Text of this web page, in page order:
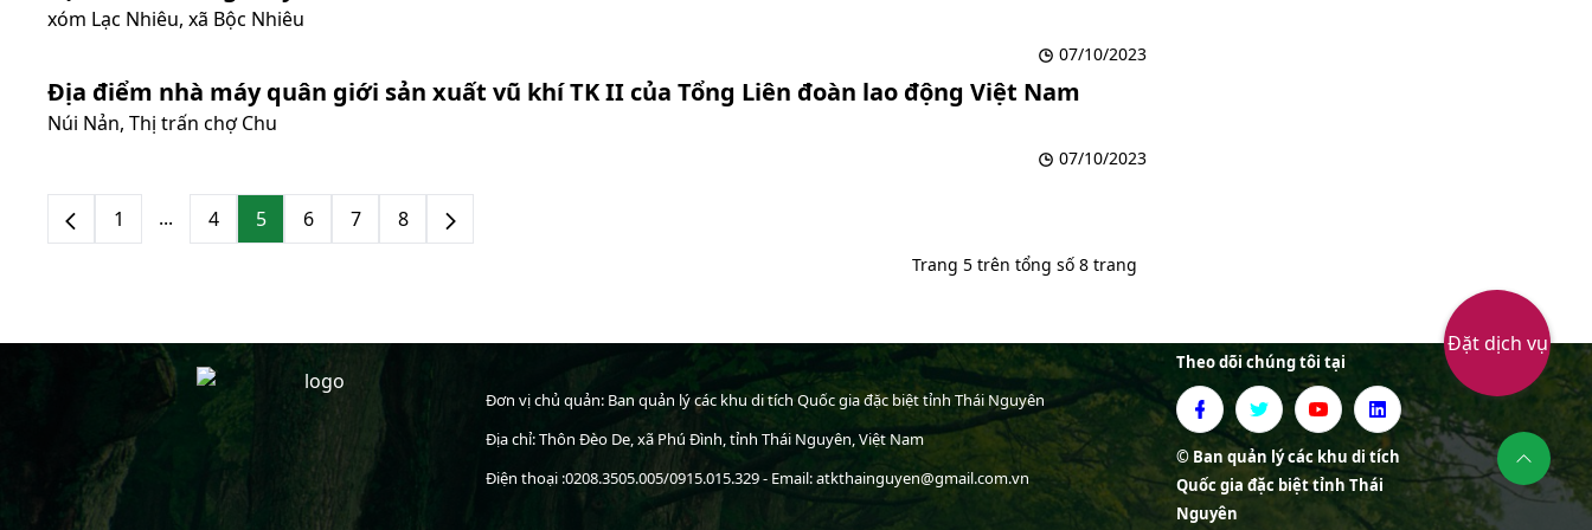
Đặt dịch vụ
xóm Lạc Nhiêu, xã Bộc Nhiêu
07/10/2023
Địa điểm nhà máy quân giới sản xuất vũ khí TK II của Tổng Liên đoàn lao động Việt Nam
Núi Nản, Thị trấn chợ Chu
07/10/2023
1 ... 4 5 6 7 8
Trang 5 trên tổng số 8 trang
Đơn vị chủ quản: Ban quản lý các khu di tích Quốc gia đặc biệt tỉnh Thái Nguyên
Địa chỉ: Thôn Đèo De, xã Phú Đình, tỉnh Thái Nguyên, Việt Nam
Điện thoại :0208.3505.005/0915.015.329 - Email: atkthainguyen@gmail.com.vn
Theo dõi chúng tôi tại
© Ban quản lý các khu di tích
Quốc gia đặc biệt tỉnh Thái
Nguyên